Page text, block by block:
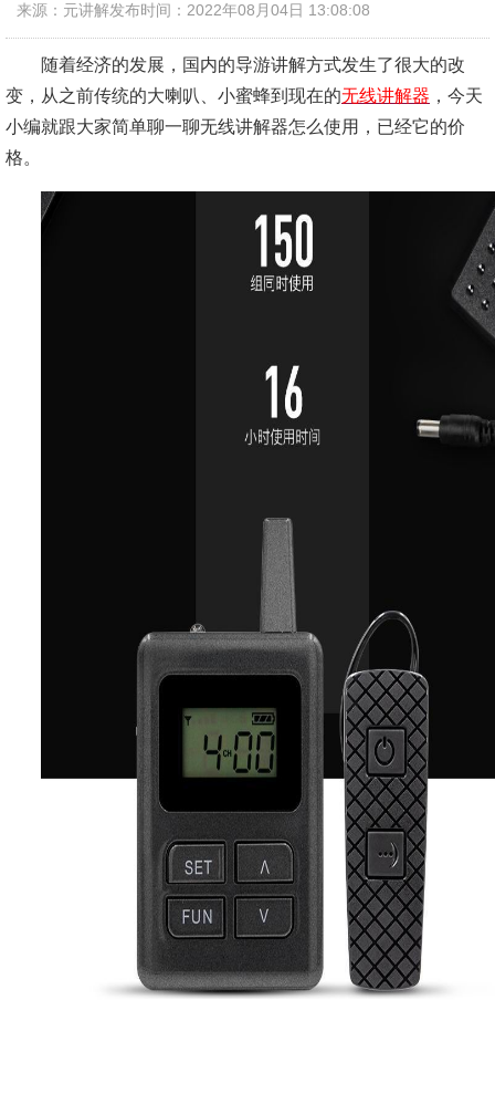
来源：元讲解发布时间：2022年08月04日 13:08:08
随着经济的发展，国内的导游讲解方式发生了很大的改
变，从之前传统的大喇叭、小蜜蜂到现在的无线讲解器 ，今天
小编就跟大家简单聊一聊无线讲解器怎么使用，已经它的价
格。